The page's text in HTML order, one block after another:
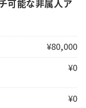
可能な非属人ア
¥80,000
¥0
¥0